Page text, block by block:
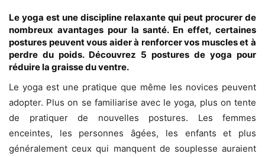
Le yoga est une discipline relaxante qui peut procurer de
nombreux avantages pour la santé. En effet, certaines
postures peuvent vous aider à renforcer vos muscles et à
perdre du poids. Découvrez 5 postures de yoga pour
réduire la graisse du ventre.
Le yoga est une pratique que même les novices peuvent
adopter. Plus on se familiarise avec le yoga, plus on tente
de pratiquer de nouvelles postures. Les femmes
enceintes, les personnes âgées, les enfants et plus
généralement ceux qui manquent de souplesse auraient